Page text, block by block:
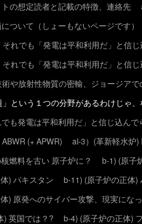
の想定読者と記載の特徴、連絡先
ついて（しょーもないページです）
れでも「発電は平和利用だ」と信
れでも「発電は平和利用だ」と信
や放射性物質の密輸、ジョージアで
という１つの分野があるわけじゃ
も発電は平和利用だ」と信じ込ん
(+ APWR)
al-3）(革新軽水炉)
燃料を古い 原子炉に？
b-1) (原子
) パキスタン
b-11) (原子炉の正体)
) 原発へのサイバー攻撃、現実にな
) 英国では？?
b-4) (原子炉の正体)